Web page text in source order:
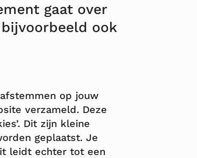
gaat over
ook
op jouw
verzameld. Deze
Dit zijn kleine
geplaatst. Je
leidt echter tot een